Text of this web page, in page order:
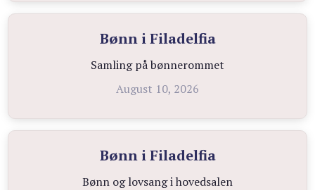
Bønn i Filadelfia
Samling på bønnerommet
August 10, 2026
Bønn i Filadelfia
Bønn og lovsang i hovedsalen